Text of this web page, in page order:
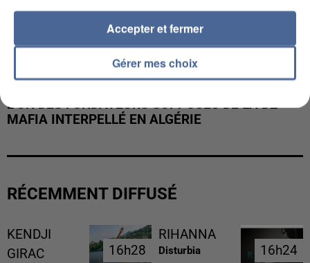
L’UN DES FONDATEURS SUPPOSÉS DE LA DZ
MAFIA INTERPELLÉ EN ALGÉRIE
RÉCEMMENT DIFFUSÉ
KENDJI
GIRAC
16h28
16h28
RIHANNA
Disturbia 16h24
16h24
Gérer mes choix
Accepter et fermer